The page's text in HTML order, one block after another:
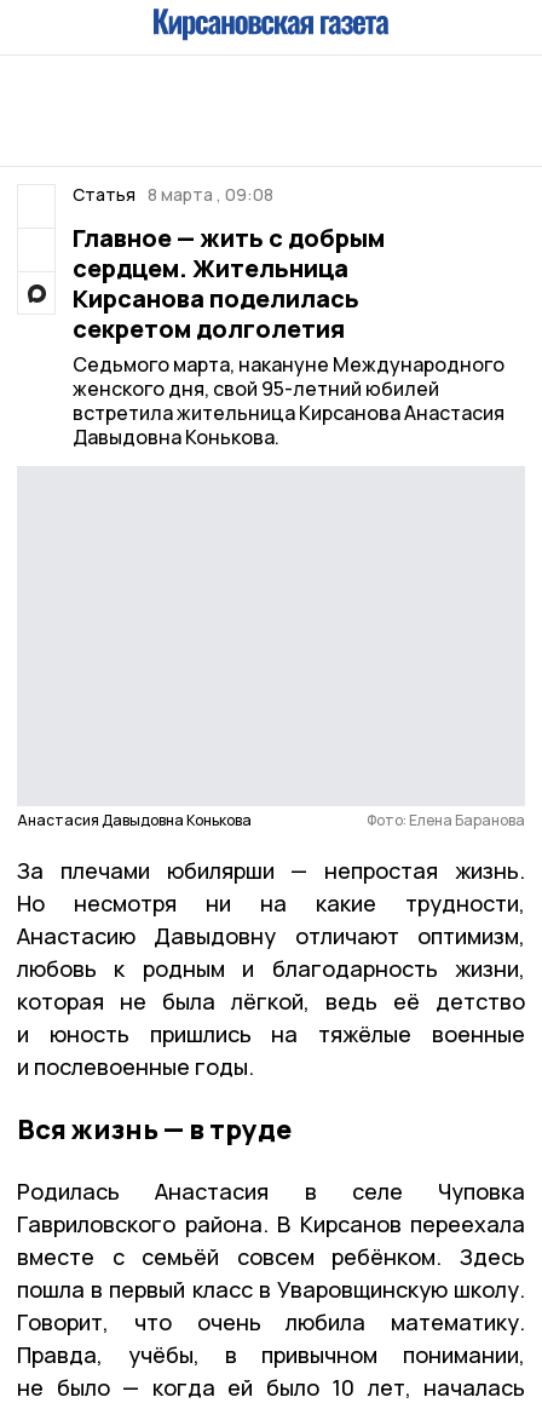
Статья 8 марта , 09:08
Главное — жить с добрым
сердцем. Жительница
Кирсанова поделилась
секретом долголетия
Седьмого марта, накануне Международного
женского дня, свой 95-летний юбилей
встретила жительница Кирсанова Анастасия
Давыдовна Конькова.
Анастасия Давыдовна Конькова Фото: Елена Баранова
За плечами юбилярши — непростая жизнь.
Но несмотря ни на какие трудности,
Анастасию Давыдовну отличают оптимизм,
любовь к родным и благодарность жизни,
которая не была лёгкой, ведь её детство
и юность пришлись на тяжёлые военные
и послевоенные годы.
Вся жизнь — в труде
Родилась Анастасия в селе Чуповка
Гавриловского района. В Кирсанов переехала
вместе с семьёй совсем ребёнком. Здесь
пошла в первый класс в Уваровщинскую школу.
Говорит, что очень любила математику.
Правда, учёбы, в привычном понимании,
не было — когда ей было 10 лет, началась